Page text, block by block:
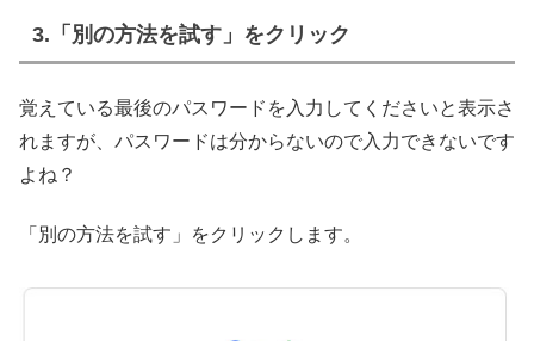
3.「別の方法を試す」をクリック
覚えている最後のパスワードを入力してくださいと表示さ
れますが、パスワードは分からないので入力できないです
よね？
「別の方法を試す」をクリックします。